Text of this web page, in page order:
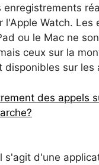
enregistrements
l'Apple Watch. Les
ou le Mac ne
ceux sur la
disponibles sur les
des appels
s'agit d'une